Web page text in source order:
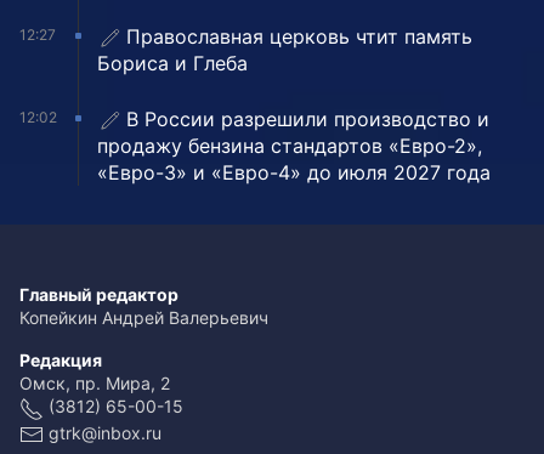
12:27
Православная церковь чтит память
Бориса и Глеба
12:02
В России разрешили производство и
продажу бензина стандартов «Евро-2»,
«Евро-3» и «Евро-4» до июля 2027 года
Главный редактор
Копейкин Андрей Валерьевич
Редакция
Омск, пр. Мира, 2
(3812) 65-00-15
gtrk@inbox.ru